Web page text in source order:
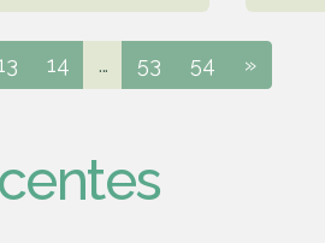
14 ... 53 54 »